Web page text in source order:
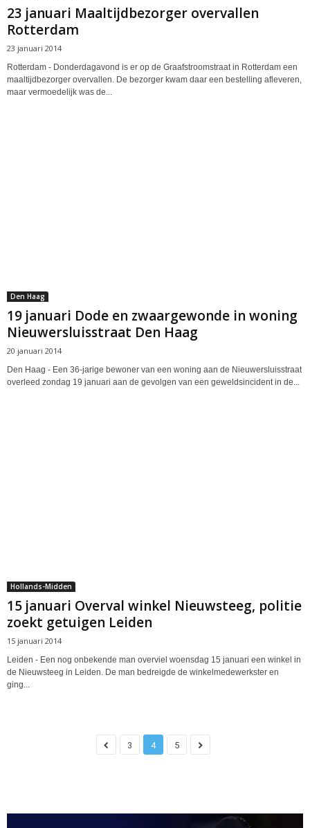
23 januari Maaltijdbezorger overvallen
Rotterdam
23 januari 2014
Rotterdam - Donderdagavond is er op de Graafstroomstraat in Rotterdam een
maaltijdbezorger overvallen. De bezorger kwam daar een bestelling afleveren,
maar vermoedelijk was de...
Den Haag
19 januari Dode en zwaargewonde in woning
Nieuwersluisstraat Den Haag
20 januari 2014
Den Haag - Een 36-jarige bewoner van een woning aan de Nieuwersluisstraat
overleed zondag 19 januari aan de gevolgen van een geweldsincident in de...
Hollands-Midden
15 januari Overval winkel Nieuwsteeg, politie
zoekt getuigen Leiden
15 januari 2014
Leiden - Een nog onbekende man overviel woensdag 15 januari een winkel in
de Nieuwsteeg in Leiden. De man bedreigde de winkelmedewerkster en
ging...
3 4 5